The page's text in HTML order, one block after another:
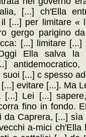
[...] ch'Ella
[...] per limitare «
gergo parigino
[...] limitare
Ella salva la
[...] c spesso
evitare [...]. Ma
[...] Lei [...]
fino in fondo.
Caprera, [...]
a-mici